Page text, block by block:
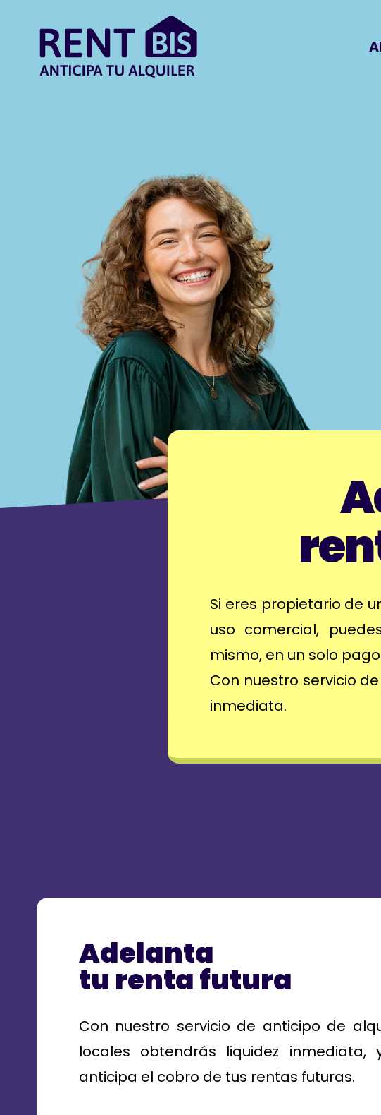
Si eres propietario de
uso comercial,
mismo, en un solo
Con nuestro servicio
inmediata.
Adelanta
tu renta futura
Con nuestro servicio de anticipo de
locales obtendrás liquidez inmediata,
anticipa el cobro de tus rentas futuras.